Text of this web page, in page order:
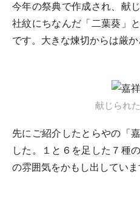
今年の祭典で作成され、献
社紋にちなんだ「二葉葵」
です。大きな煉切からは厳か
献じられ
先にご紹介したとらやの「
した。１と６を足した７種
の雰囲気をかもし出していま